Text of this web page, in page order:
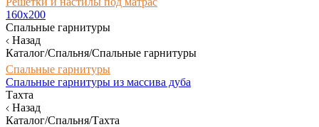
160х200
Спальные гарнитуры
Назад
Каталог/Спальня/Спальные гарнитуры
Спальные гарнитуры
Спальные гарнитуры из массива дуба
Тахта
Назад
Каталог/Спальня/Тахта